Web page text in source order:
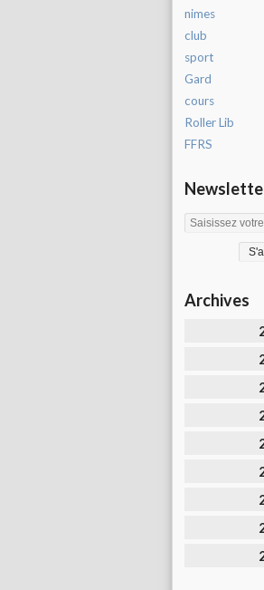
nimes
club
sport
Gard
cours
Roller Lib
FFRS
Archives